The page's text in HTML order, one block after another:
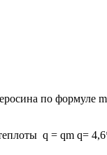
по формуле
q = qm q=